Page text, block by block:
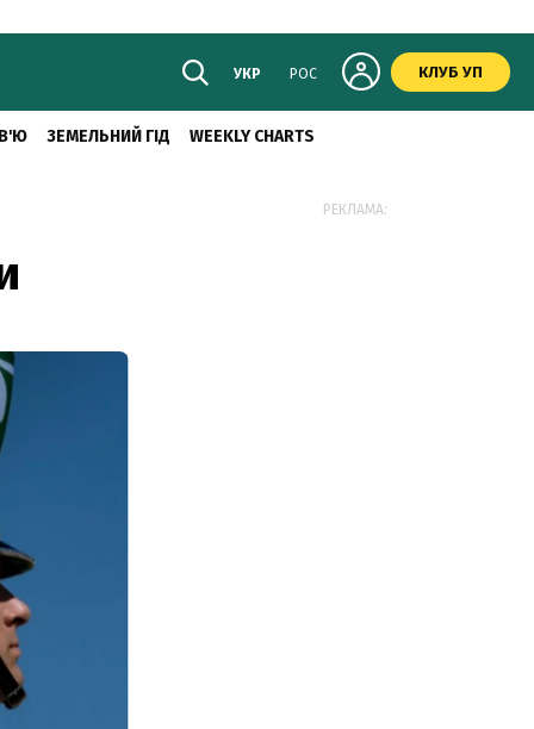
УКР РОС КЛУБ УП
ЗЕМЕЛЬНИЙ ГІД WEEKLY CHARTS
РЕКЛАМА: